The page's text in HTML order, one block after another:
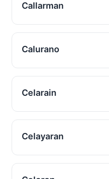
Callarman
Calurano
Celarain
Celayaran